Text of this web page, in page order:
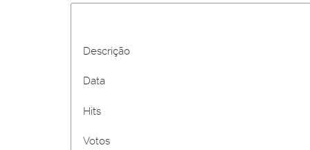
Descrição
Data
Hits
Votos